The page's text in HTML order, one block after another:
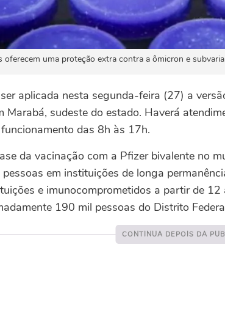
oferecem uma proteção extra contra a ômicron e
aplicada nesta segunda-feira (27) a
Marabá, sudeste do estado. Haverá
das 8h às 17h.
da vacinação com a Pfizer bivalente no
em instituições de longa
e imunocomprometidos a partir de
190 mil pessoas do Distrito